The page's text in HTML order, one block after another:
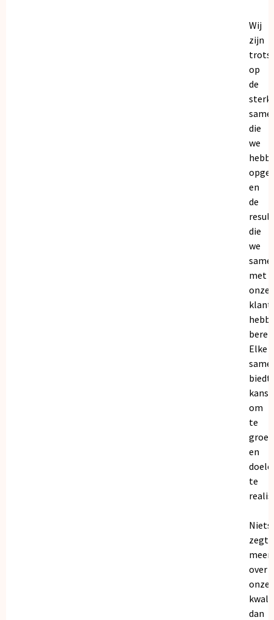
Wij
zijn
trots
op
de
die
we
en
de
die
we
met
onze
Elke
biedt
om
te
en
te
Niets
zegt
meer
over
onze
dan